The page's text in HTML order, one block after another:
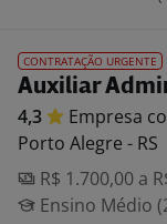
CONTRATAÇÃO URGENTE
Auxiliar
4,3 Empresa
Porto Alegre - RS
R$ 1.700,00 a
Ensino Médio